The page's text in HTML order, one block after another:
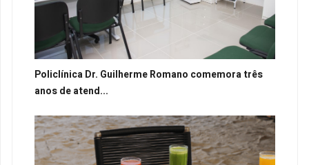
Policlínica Dr. Guilherme Romano comemora três
anos de atend...